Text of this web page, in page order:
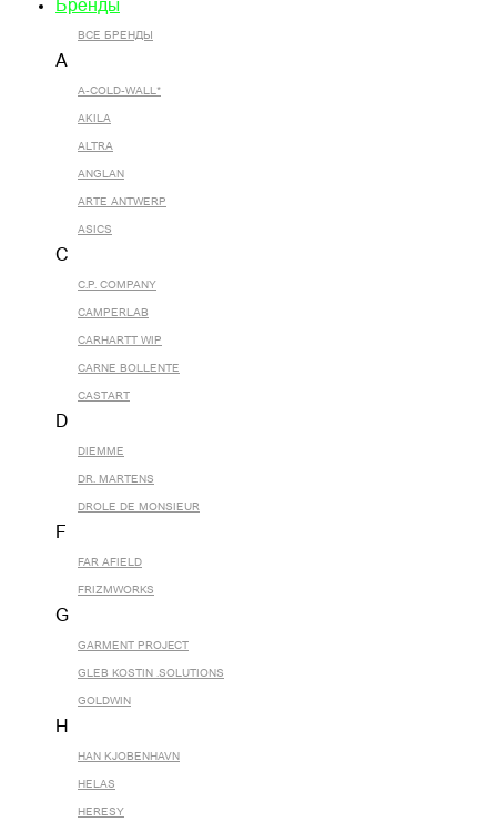
Бренды
ВСЕ БРЕНДЫ
A
A-COLD-WALL*
AKILA
ALTRA
ANGLAN
ARTE ANTWERP
ASICS
C
C.P. COMPANY
CAMPERLAB
CARHARTT WIP
CARNE BOLLENTE
CASTART
D
DIEMME
DR. MARTENS
DROLE DE MONSIEUR
F
FAR AFIELD
FRIZMWORKS
G
GARMENT PROJECT
GLEB KOSTIN .SOLUTIONS
GOLDWIN
H
HAN KJOBENHAVN
HELAS
HERESY